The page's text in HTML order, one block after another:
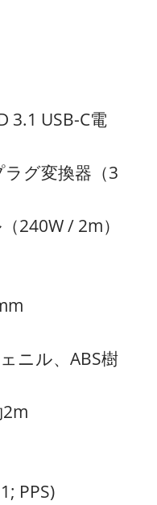
3.1 USB-C電
ラグ変換器（3
240W / 2m）
ニル、ABS樹
2m
PPS)